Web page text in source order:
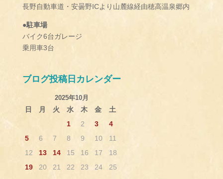
長野自動車道・安曇野ICより山麓線経由穂高温泉郷内
●駐車場
バイク6台ガレージ
乗用車3台
ブログ投稿日カレンダー
2025年10月
日 月 火 水 木 金
土
1
2 3
4
5
6 7 8 9 10
11
12
13 14 15 16 17
18
19
20 21 22 23 24
25